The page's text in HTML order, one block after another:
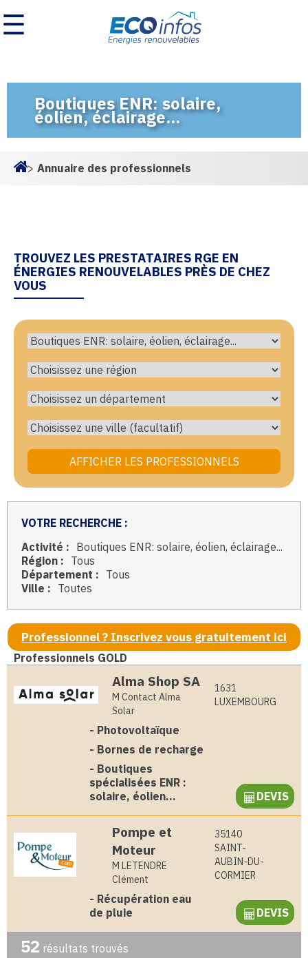
☰
Boutiques ENR: solaire,
éolien, éclairage...
> Annuaire des professionnels
TROUVEZ LES PRESTATAIRES RGE EN
ÉNERGIES RENOUVELABLES PRÈS DE CHEZ
VOUS
VOTRE RECHERCHE :
Activité : Boutiques ENR: solaire, éolien, éclairage...
Région : Tous
Département : Tous
Ville : Toutes
Professionnel ? Inscrivez vous gratuitement ici
Professionnels GOLD
Alma Shop SA
M Contact Alma
Solar
1631
LUXEMBOURG
- Photovoltaïque
- Bornes de recharge
- Boutiques
spécialisées ENR :
solaire, éolien...
DEVIS
Pompe et
Moteur
M LETENDRE
Clément
35140
SAINT-
AUBIN-DU-
CORMIER
- Récupération eau
de pluie
DEVIS
52 résultats trouvés